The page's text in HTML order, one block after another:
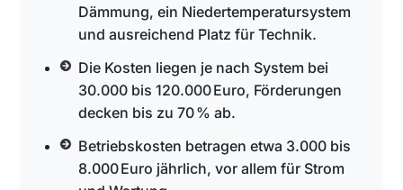
Dämmung, ein Niedertemperatursystem
und ausreichend Platz für Technik.
Die Kosten liegen je nach System bei
30.000 bis 120.000 Euro, Förderungen
decken bis zu 70 % ab.
Betriebskosten betragen etwa 3.000 bis
8.000 Euro jährlich, vor allem für Strom